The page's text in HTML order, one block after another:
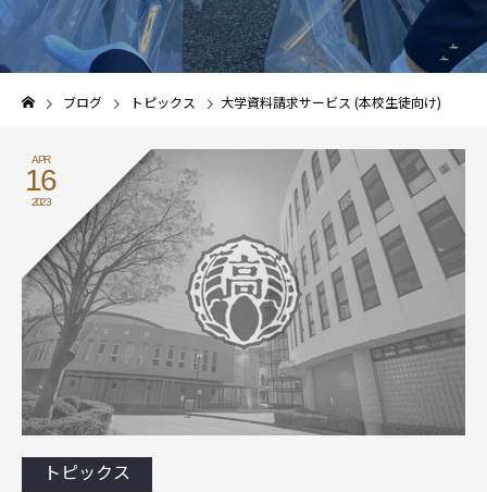
ブログ トピックス 大学資料請求サービス (本校生徒向け)
APR
16
2023
トピックス